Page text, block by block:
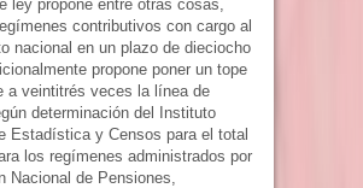
ley propone entre otras cosas,
contributivos con cargo al
nacional en un plazo de dieciocho
propone poner un tope
a veintitrés veces la línea de
determinación del Instituto
Estadística y Censos para el total
los regímenes administrados por
Nacional de Pensiones,